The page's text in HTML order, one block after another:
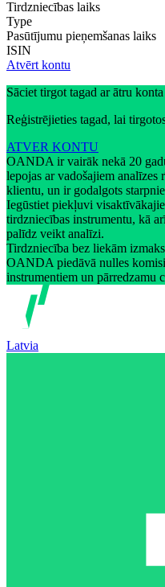
Tirdzniecības laiks
Type
Pasūtījumu pieņemšanas laiks
ISIN
Atvērt kontu
Sāciet tirgot tagad ar ātru
Reģistrējieties tagad, lai
ATVER KONTU
OANDA ir vairāk nekā 20
lepojas ar vadošajiem
klientu, un ir godalgots
Iegūstiet piekļuvi
tirdzniecības instrumentu, kā
palīdz veikt analīzi.
Tirdzniecība bez liekām
OANDA piedāvā nulles
instrumentiem un pārredzamu
Latvia